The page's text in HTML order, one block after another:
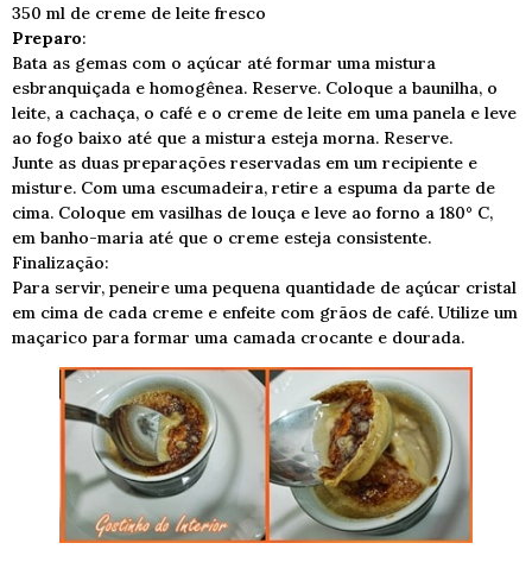
350 ml de creme de leite fresco
Preparo:
Bata as gemas com o açúcar até formar uma mistura
esbranquiçada e homogênea. Reserve. Coloque a baunilha, o
leite, a cachaça, o café e o creme de leite em uma panela e leve
ao fogo baixo até que a mistura esteja morna. Reserve.
Junte as duas preparações reservadas em um recipiente e
misture. Com uma escumadeira, retire a espuma da parte de
cima. Coloque em vasilhas de louça e leve ao forno a 180° C,
em banho-maria até que o creme esteja consistente.
Finalização:
Para servir, peneire uma pequena quantidade de açúcar cristal
em cima de cada creme e enfeite com grãos de café. Utilize um
maçarico para formar uma camada crocante e dourada.